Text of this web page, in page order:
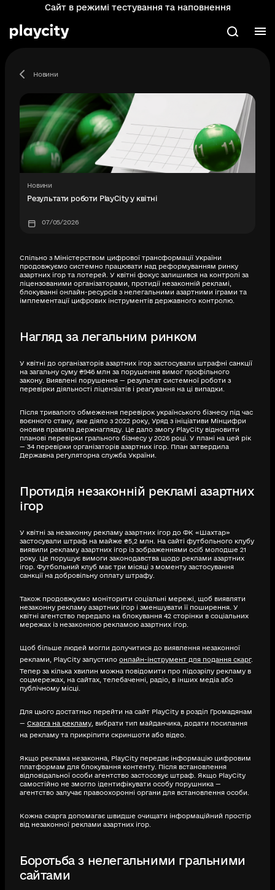
основного
Сайт в режимі тестування та наповнення
Пошук
Новини
Новини
Результати роботи PlayCity у квітні
07/05/2026
Спільно з Міністерством цифрової трансформації України
продовжуємо системно працювати над реформуванням ринку
азартних ігор та лотерей. У квітні фокус залишився на контролі за
ліцензованими організаторами, протидії незаконній рекламі,
блокуванні онлайн-ресурсів з нелегальними азартними іграми та
імплементації цифрових інструментів державного контролю.
Нагляд за легальним ринком
У квітні до організаторів азартних ігор застосували штрафні санкції
на загальну суму ₴946 млн за порушення вимог профільного
закону. Виявлені порушення — результат системної роботи з
перевірки діяльності ліцензіатів і реагування на ці випадки.
Після тривалого обмеження перевірок українського бізнесу під час
воєнного стану, яке діяло з 2022 року, Уряд з ініціативи Мінцифри
оновив правила держнагляду. Це дало змогу PlayCity відновити
планові перевірки грального бізнесу у 2026 році. У плані на цей рік
— 34 перевірки організаторів азартних ігор. План затвердила
Державна регуляторна служба України.
Протидія незаконній рекламі азартних
ігор
У квітні за незаконну рекламу азартних ігор до ФК «Шахтар»
застосували штраф на майже ₴5,2 млн. На сайті футбольного клубу
виявили рекламу азартних ігор із зображеннями осіб молодше 21
року. Це порушує вимоги законодавства щодо реклами азартних
ігор. Футбольний клуб має три місяці з моменту застосування
санкції на добровільну оплату штрафу.
Також продовжуємо моніторити соціальні мережі, щоб виявляти
незаконну рекламу азартних ігор і зменшувати її поширення. У
квітні агентство передало на блокування 42 сторінки в соціальних
мережах із незаконною рекламою азартних ігор.
Щоб більше людей могли долучитися до виявлення незаконної
реклами, PlayCity запустило онлайн-інструмент для подання скарг.
Тепер за кілька хвилин можна повідомити про підозрілу рекламу в
соцмережах, на сайтах, телебаченні, радіо, в інших медіа або
публічному місці.
Для цього достатньо перейти на сайт PlayCity в розділ Громадянам
— Скарга на рекламу , вибрати тип майданчика, додати посилання
на рекламу та прикріпити скриншоти або відео.
Якщо реклама незаконна, PlayCity передає інформацію цифровим
платформам для блокування контенту. Після встановлення
відповідальної особи агентство застосовує штраф. Якщо PlayCity
самостійно не змогло ідентифікувати особу порушника —
агентство залучає правоохоронні органи для встановлення особи.
Кожна скарга допомагає швидше очищати інформаційний простір
від незаконної реклами азартних ігор.
Боротьба з нелегальними гральними
сайтами